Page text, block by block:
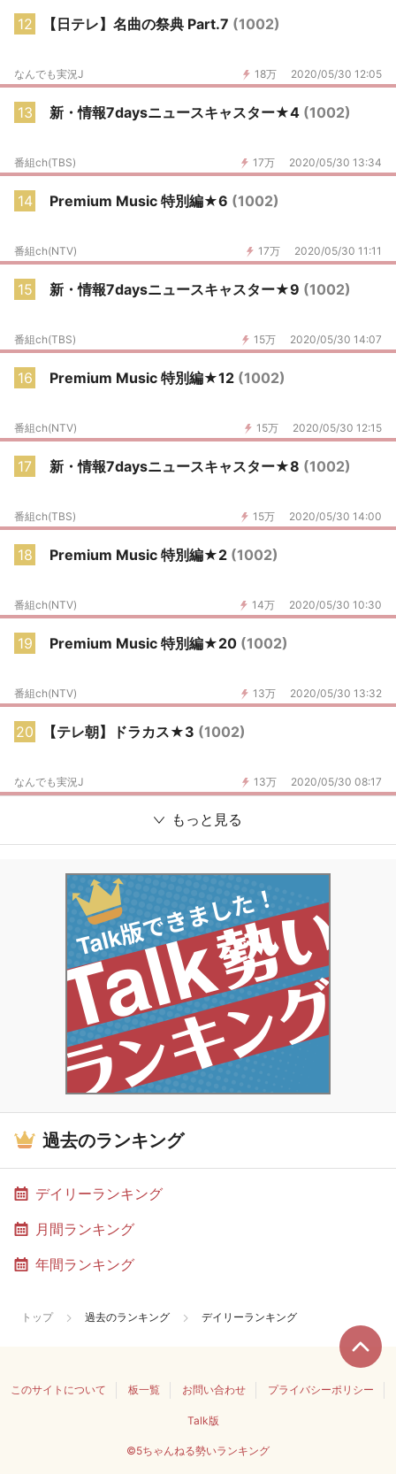
12 【日テレ】名曲の祭典 Part.7 (1002)
18万 2020/05/30 12:05
なんでも実況J
13 新・情報7daysニュースキャスター★4 (1002)
17万 2020/05/30 13:34
番組ch(TBS)
14 Premium Music 特別編★6 (1002)
17万 2020/05/30 11:11
番組ch(NTV)
15 新・情報7daysニュースキャスター★9 (1002)
15万 2020/05/30 14:07
番組ch(TBS)
16 Premium Music 特別編★12 (1002)
15万 2020/05/30 12:15
番組ch(NTV)
17 新・情報7daysニュースキャスター★8 (1002)
15万 2020/05/30 14:00
番組ch(TBS)
18 Premium Music 特別編★2 (1002)
14万 2020/05/30 10:30
番組ch(NTV)
19 Premium Music 特別編★20 (1002)
13万 2020/05/30 13:32
番組ch(NTV)
20 【テレ朝】ドラカス★3 (1002)
13万 2020/05/30 08:17
なんでも実況J
もっと見る
過去のランキング
デイリーランキング
月間ランキング
年間ランキング
トップ 過去のランキング デイリーランキング
このサイトについて 板一覧 お問い合わせ プライバシーポリシー
Talk版
©5ちゃんねる勢いランキング